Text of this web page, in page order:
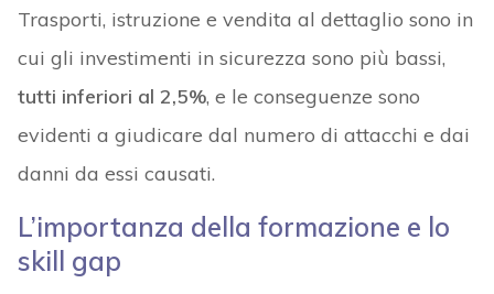
Trasporti, istruzione e vendita al dettaglio sono in
cui gli investimenti in sicurezza sono più bassi,
tutti inferiori al 2,5%, e le conseguenze sono
evidenti a giudicare dal numero di attacchi e dai
danni da essi causati.
L’importanza della formazione e lo
skill gap